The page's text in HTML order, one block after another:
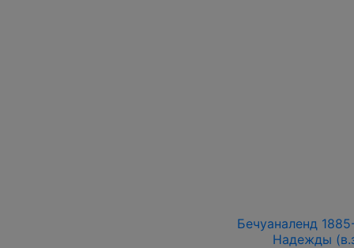
Бечуаналенд
Надежды